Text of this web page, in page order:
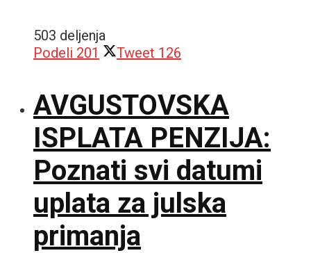
503 deljenja
Podeli 201 Tweet 126
AVGUSTOVSKA
ISPLATA PENZIJA:
Poznati svi datumi
uplata za julska
primanja